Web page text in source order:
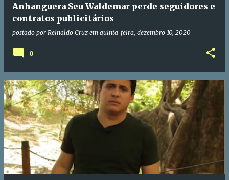
Anhanguera Seu Waldemar perde seguidores e
contratos publicitários
postado por Reinaldo Cruz em quinta-feira, dezembro 10, 2020
0